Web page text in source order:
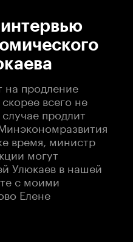
на продление
всего не
продлит
время, министр
могут
Улюкаев в нашей
с моими
Елене